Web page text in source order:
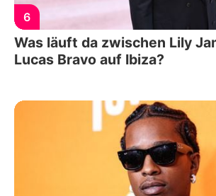
6
Was läuft da zwischen Lily
Lucas Bravo auf Ibiza?